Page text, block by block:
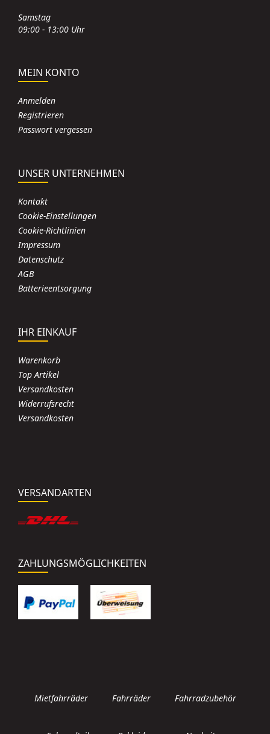
Samstag
09:00 - 13:00 Uhr
MEIN KONTO
Anmelden
Registrieren
Passwort vergessen
UNSER UNTERNEHMEN
Kontakt
Cookie-Einstellungen
Cookie-Richtlinien
Impressum
Datenschutz
AGB
Batterieentsorgung
IHR EINKAUF
Warenkorb
Top Artikel
Versandkosten
Widerrufsrecht
Versandkosten
VERSANDARTEN
ZAHLUNGSMÖGLICHKEITEN
Mietfahrräder Fahrräder Fahrradzubehör